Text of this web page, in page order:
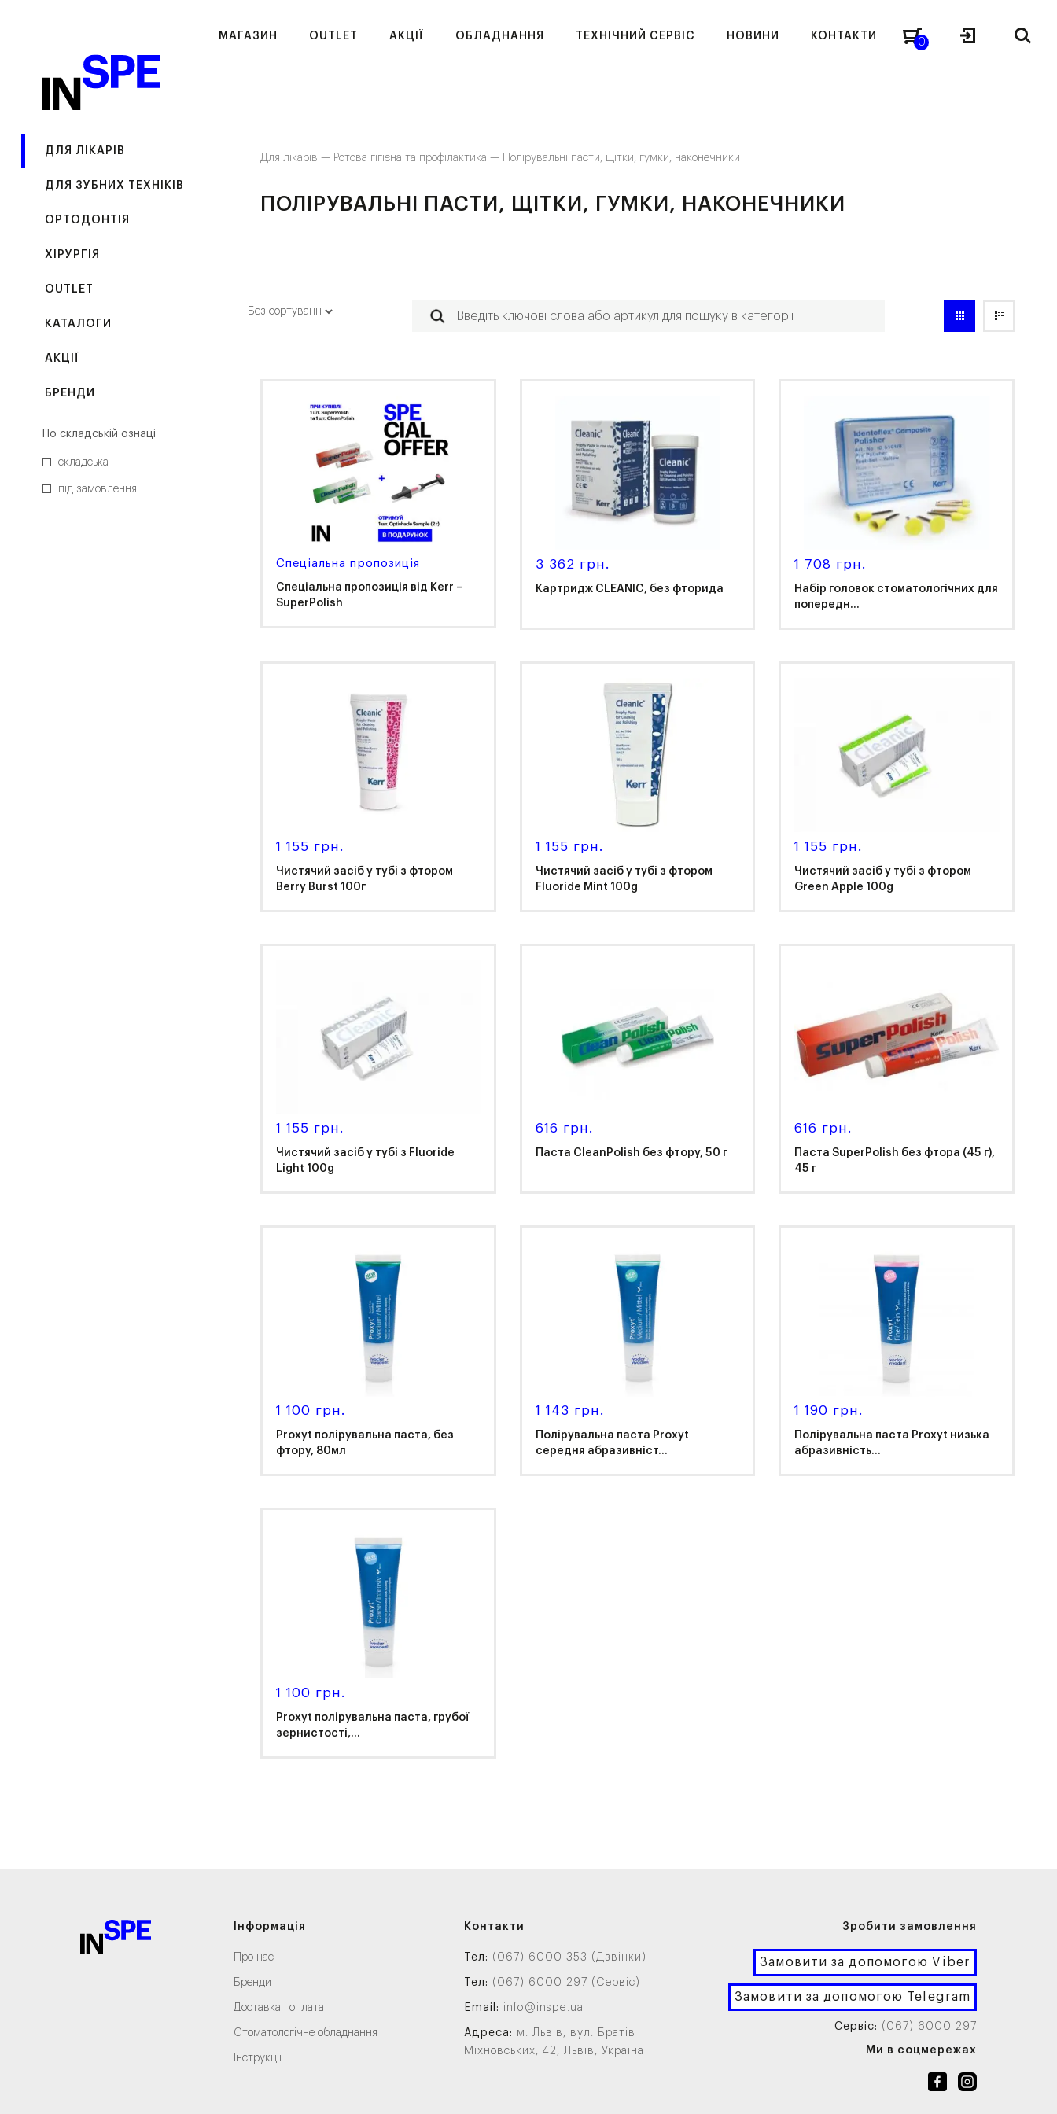
МАГАЗИН OUTLET АКЦІЇ ОБЛАДНАННЯ ТЕХНІЧНИЙ СЕРВІС НОВИНИ КОНТАКТИ
0
ДЛЯ ЛІКАРІВ
ДЛЯ ЗУБНИХ ТЕХНІКІВ
ОРТОДОНТІЯ
ХІРУРГІЯ
OUTLET
КАТАЛОГИ
АКЦІЇ
БРЕНДИ
Для лікарів — Ротова гігієна та профілактика — Полірувальні пасти, щітки, гумки, наконечники
ПОЛІРУВАЛЬНІ ПАСТИ, ЩІТКИ, ГУМКИ, НАКОНЕЧНИКИ
По складській ознаці
складська
під замовлення
Спеціальна пропозиція
Спеціальна пропозиція від Kerr –
SuperPolish
3 362 грн.
Картридж CLEANIC, без фторида
1 708 грн.
Набір головок стоматологічних для
попередн...
1 155 грн.
Чистячий засіб у тубі з фтором
Berry Burst 100г
1 155 грн.
Чистячий засіб у тубі з фтором
Fluoride Mint 100g
1 155 грн.
Чистячий засіб у тубі з фтором
Green Apple 100g
1 155 грн.
Чистячий засіб у тубі з Fluoride
Light 100g
616 грн.
Паста CleanPolish без фтору, 50 г
616 грн.
Паста SuperPolish без фтора (45 г),
45 г
1 100 грн.
Proxyt полірувальна паста, без
фтору, 80мл
1 143 грн.
Полірувальна паста Proxyt
середня абразивніст...
1 190 грн.
Полірувальна паста Proxyt низька
абразивність...
1 100 грн.
Proxyt полірувальна паста, грубої
зернистості,...
Інформація
Про нас
Бренди
Доставка і оплата
Стоматологічне обладнання
Інструкції
Контакти
Тел: (067) 6000 353 (Дзвінки)
Тел: (067) 6000 297 (Сервіс)
Email: info@inspe.ua
Адреса: м. Львів, вул. Братів
Міхновських, 42, Львів, Україна
Зробити замовлення
Замовити за допомогою Viber
Замовити за допомогою Telegram
Сервіс: (067) 6000 297
Ми в соцмережах